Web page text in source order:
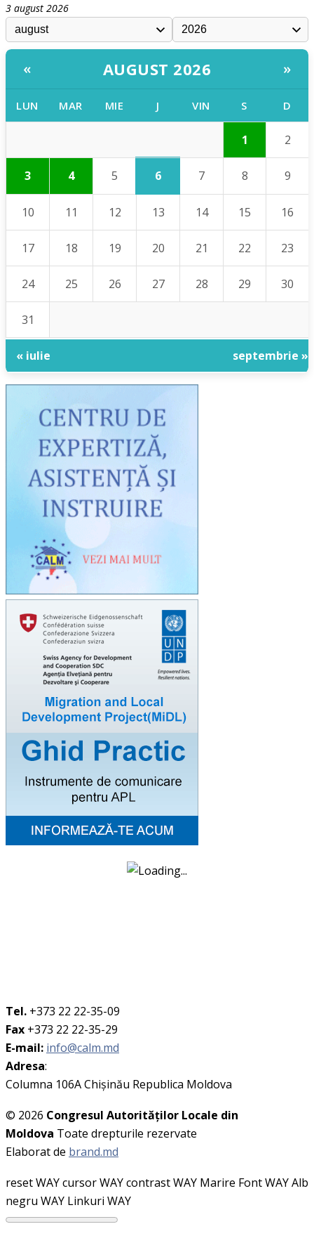
3 august 2026
« AUGUST 2026 »
LUN MAR MIE J VIN S D
1 2
3 4 5 6 7 8 9
10 11 12 13 14 15 16
17 18 19 20 21 22 23
24 25 26 27 28 29 30
31
« iulie septembrie »
Tel. +373 22 22-35-09
Fax +373 22 22-35-29
E-mail: info@calm.md
Adresa:
Columna 106A Chişinău Republica Moldova
© 2026 Congresul Autorităţilor Locale din
Moldova Toate drepturile rezervate
Elaborat de brand.md
reset WAYcursor WAYcontrast WAY Marire Font WAYAlb
negru WAY Linkuri WAY